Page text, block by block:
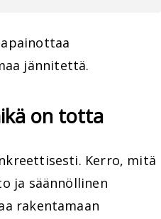
jännitettä.
on totta
Kerro, mitä
ja säännöllinen
rakentamaan